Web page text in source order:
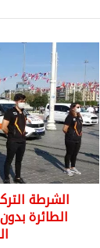
التركية
في
اسطنبول
تستخدم
الطائرة
بدون
طيار
(درون)
الشرطة
الطائرة